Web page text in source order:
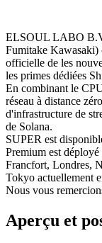
ELSOUL LABO
Fumitake Kawasaki)
officielle de les
les primes dédiées
En combinant le
réseau à distance
d'infrastructure de
de Solana.
SUPER est
Premium est
Francfort, Londres,
Tokyo actuellement
Nous vous
Aperçu et